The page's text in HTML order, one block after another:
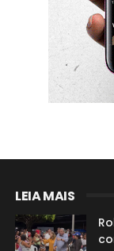
LEIA MAIS